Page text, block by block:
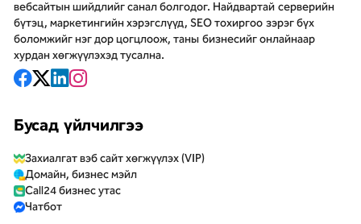
вебсайтын шийдлийг санал болгодог. Найдвартай серверийн
бүтэц, маркетингийн хэрэгслүүд, SEO тохиргоо зэрэг бүх
боломжийг нэг дор цогцлоож, таны бизнесийг онлайнаар
хурдан хөгжүүлэхэд тусална.
Бусад үйлчилгээ
Захиалгат вэб сайт хөгжүүлэх (VIP)
Домайн, бизнес мэйл
Call24 бизнес утас
Чатбот